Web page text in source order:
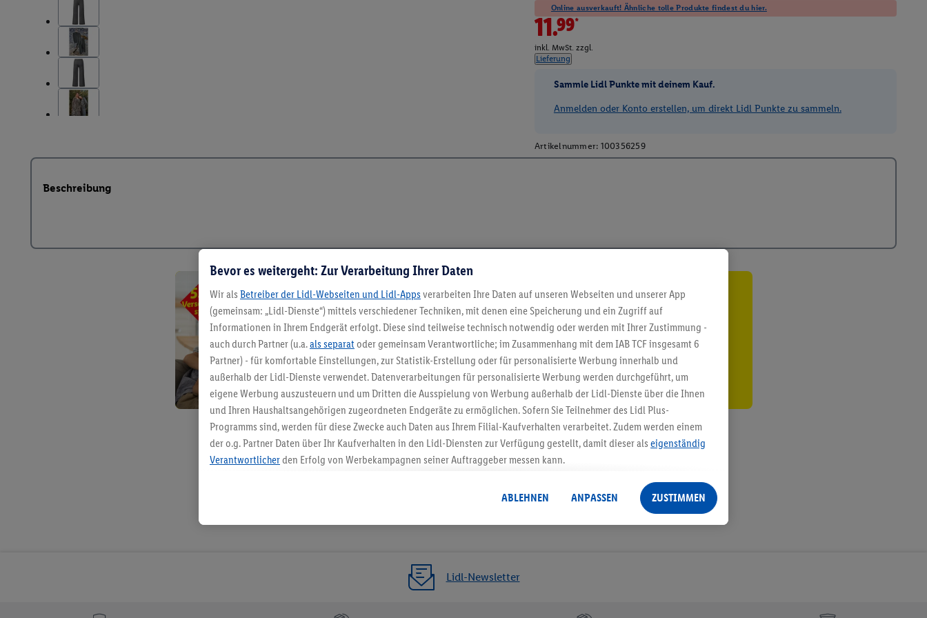
Online ausverkauft! Ähnliche tolle Produkte findest du hier.
11.99*
inkl. MwSt. zzgl.
Lieferung
Sammle Lidl Punkte mit deinem Kauf.
Anmelden oder Konto erstellen, um direkt Lidl Punkte zu sammeln.
Artikelnummer: 100356259
Beschreibung
5.95 € Versand sparen³²ᵃ
Jetzt zum Newsletter anmelden
Gutschein sichern!
Lidl-Newsletter
Bevor es weitergeht: Zur Verarbeitung Ihrer Daten
Wir als Betreiber der Lidl-Webseiten und Lidl-Apps verarbeiten Ihre Daten auf unseren Webseiten und unserer App
(gemeinsam: „Lidl-Dienste“) mittels verschiedener Techniken, mit denen eine Speicherung und ein Zugriff auf
Informationen in Ihrem Endgerät erfolgt. Diese sind teilweise technisch notwendig oder werden mit Ihrer Zustimmung -
auch durch Partner (u.a.als separat oder gemeinsam Verantwortliche; im Zusammenhang mit dem IAB TCF insgesamt 6
Partner) - für komfortable Einstellungen, zur Statistik-Erstellung oder für personalisierte Werbung innerhalb und
außerhalb der Lidl-Dienste verwendet. Datenverarbeitungen für personalisierte Werbung werden durchgeführt, um
eigene Werbung auszusteuern und um Dritten die Ausspielung von Werbung außerhalb der Lidl-Dienste über die Ihnen
und Ihren Haushaltsangehörigen zugeordneten Endgeräte zu ermöglichen. Sofern Sie Teilnehmer des Lidl Plus-
Programms sind, werden für diese Zwecke auch Daten aus Ihrem Filial-Kaufverhalten verarbeitet. Zudem werden einem
der o.g. Partner Daten über Ihr Kaufverhalten in den Lidl-Diensten zur Verfügung gestellt, damit dieser als eigenständig
Verantwortlicherden Erfolg von Werbekampagnen seiner Auftraggeber messen kann.
angereicherten Profilen. Dies umfasst die Zusammenführung von Daten (z.B. über Ihre Nutzung der Lidl-Dienste, Ihr
Kaufverhalten in den Lidl-Diensten, Informationen aus Ihrem Kundenkonto - z.B. Alter oder Geschlecht - sowie Ihre
genauen Standortdaten) auch über verschiedene Endgeräte und Lidl-Dienste hinweg einschließlich dem Speichern von
Erfolgsmessung der Werbung, zur Zielgruppenforschung, zur Entwicklung von Angeboten sowie zur technischen
Sicherung und Optimierung dieser Werbeausspielungen.
ABLEHNEN ANPASSEN ZUSTIMMEN